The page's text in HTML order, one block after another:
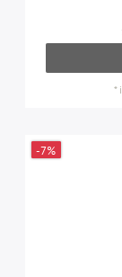
*
-7%